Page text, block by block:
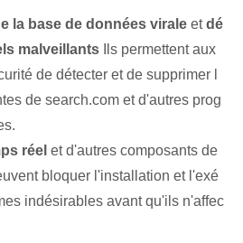
la base de données virale etdé
malveillants Ils permettent aux
de détecter⁢ et de supprimer l
de search.com et d'autres prog
réel et d'autres composants de
bloquer l'installation et l'exé
indésirables avant qu'ils n'affec